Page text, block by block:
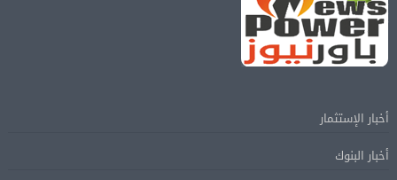
أخبار الإستثمار
أخبار البنوك